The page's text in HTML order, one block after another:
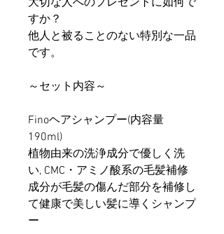
大切な人へのプレゼントに如何で
すか？
他人と被ることのない特別な一品
です。
～セット内容～
Finoヘアシャンプー(内容量
190ml)
植物由来の洗浄成分で優しく洗
い, CMC・アミノ酸系の毛髪補修
成分が毛髪の傷んだ部分を補修し
て健康で美しい髪に導くシャンプ
ー